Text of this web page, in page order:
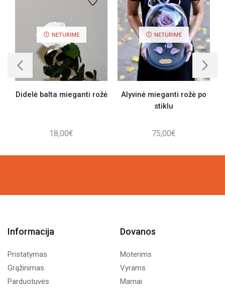
NETURIME
Didelė balta mieganti rožė
18,00€
NETURIME
Alyvinė mieganti rožė po
stiklu
75,00€
Informacija
Pristatymas
Grąžinimas
Parduotuvės
Dovanos
Moterims
Vyrams
Mamai